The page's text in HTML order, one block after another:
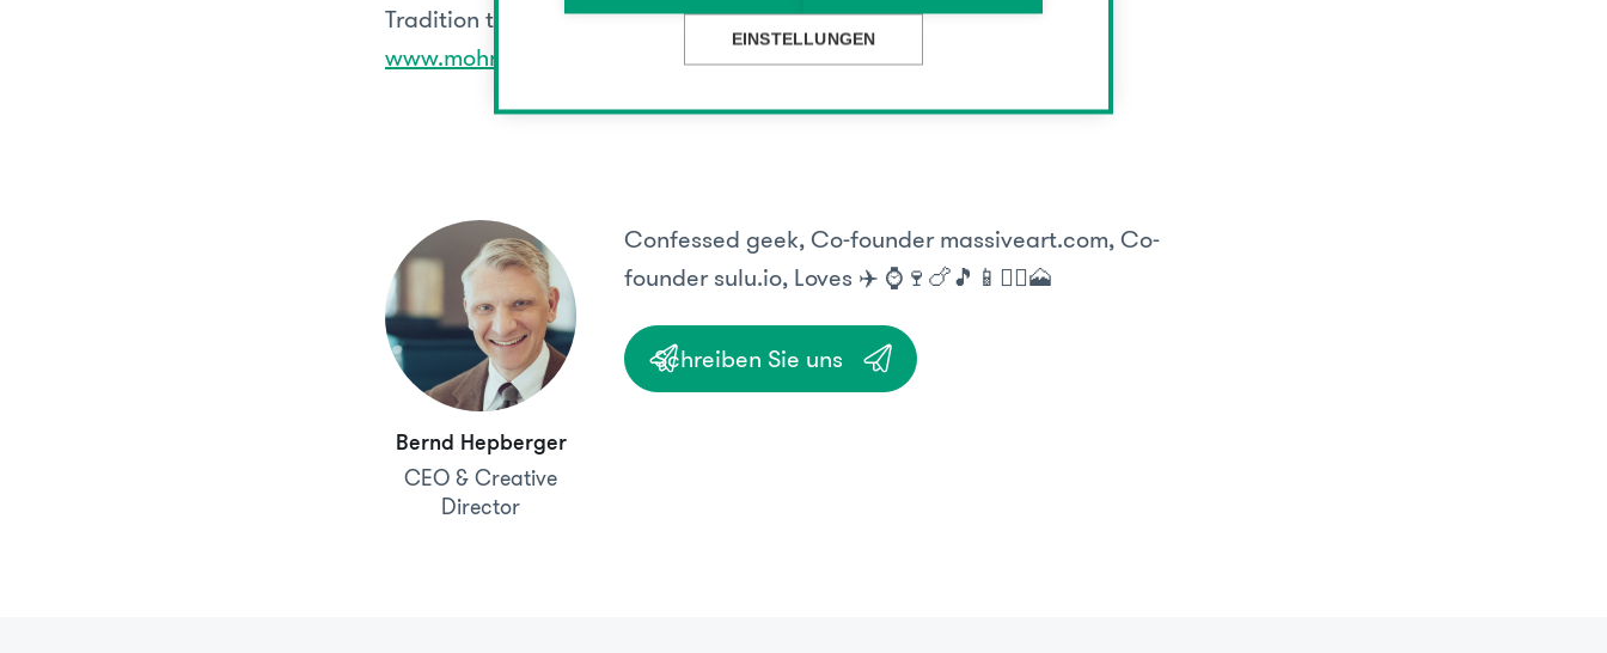
EINSTELLUNGEN
Tradition triff moderne auf Website der Mohrenbrauerei.
www.mohrenbrauerei.at
Bernd Hepberger
CEO & Creative
Director
Confessed geek, Co-founder massiveart.com, Co-
founder sulu.io, Loves ✈️ ⌚️🍷🍗🎵📱🏃‍♂️🗻
Schreiben Sie uns